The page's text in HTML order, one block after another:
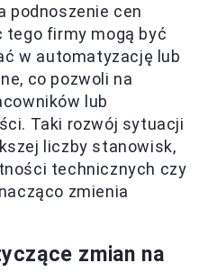
podnoszenie cen
tego firmy mogą być
w automatyzację lub
co pozwoli na
lub
Taki rozwój sytuacji
liczby stanowisk,
technicznych czy
zmienia
zmian na